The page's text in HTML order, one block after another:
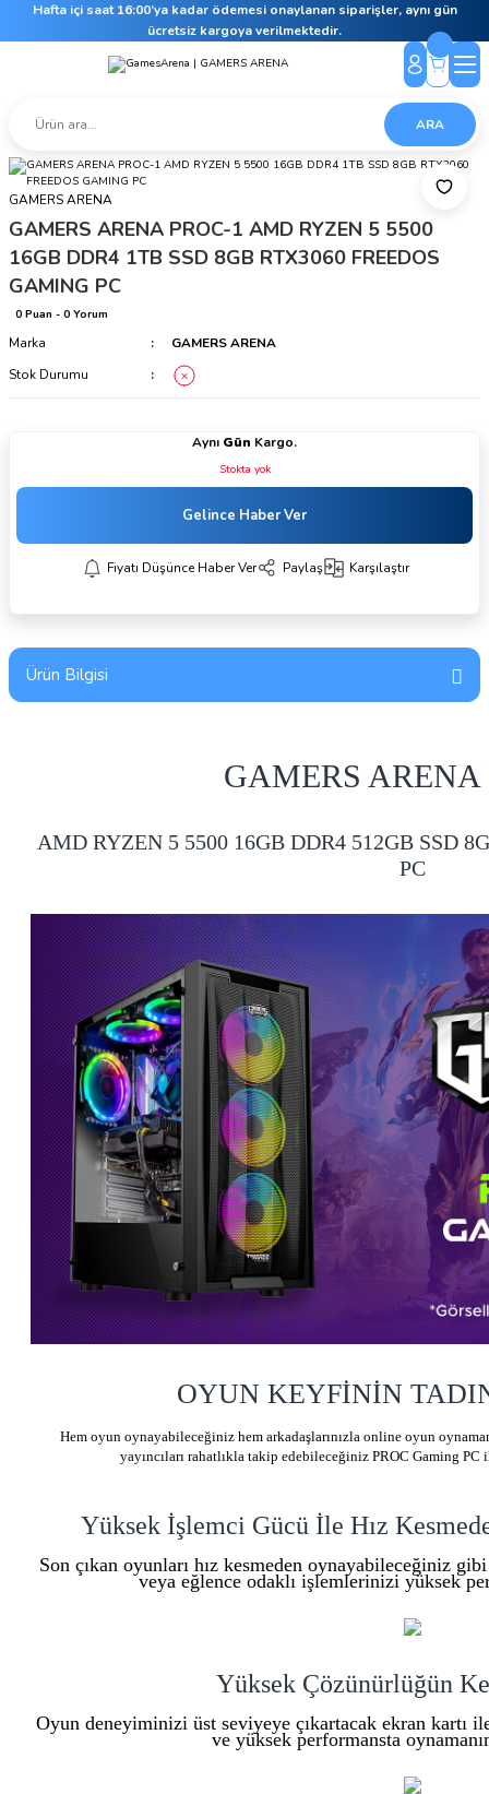
Hafta içi saat 16:00’ya kadar ödemesi onaylanan siparişler, aynı gün
ücretsiz kargoya verilmektedir.
ARA
GAMERS ARENA
GAMERS ARENA PROC-1 AMD RYZEN 5 5500
16GB DDR4 1TB SSD 8GB RTX3060 FREEDOS
GAMING PC
0 Puan - 0 Yorum
Marka
GAMERS ARENA
Stok Durumu
Aynı Gün Kargo.
Stokta yok
Gelince Haber Ver
Fiyatı Düşünce Haber Ver Paylaş Karşılaştır
Ürün Bilgisi
GAMERS ARENA
AMD RYZEN 5 5500 16GB DDR4 512GB SSD
PC
OYUN KEYFİNİN
Hem oyun oynayabileceğiniz hem arkadaşlarınızla online oyun
yayıncıları rahatlıkla takip edebileceğiniz PROC Gaming
Yüksek İşlemci Gücü İle Hız
Son çıkan oyunları hız kesmeden oynayabileceğiniz
veya eğlence odaklı işlemlerinizi yüksek
Yüksek Çözünürlüğün
Oyun deneyiminizi üst seviyeye çıkartacak ekran kartı
ve yüksek performansta